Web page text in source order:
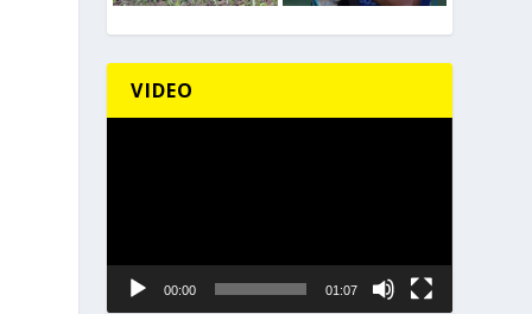
VIDEO
00:00 01:07